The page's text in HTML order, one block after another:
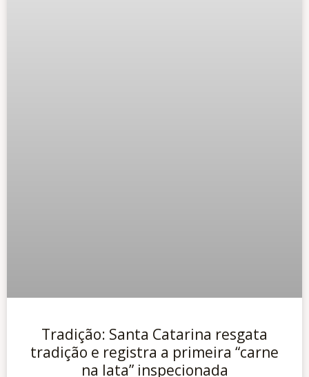
Tradição: Santa Catarina resgata
tradição e registra a primeira “carne
na lata” inspecionada